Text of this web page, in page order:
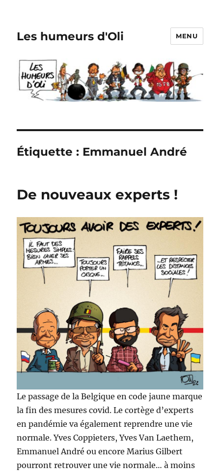
Les humeurs d'Oli MENU
Étiquette : Emmanuel André
De nouveaux experts !
Le passage de la Belgique en code jaune marque
la fin des mesures covid. Le cortège d’experts
en pandémie va également reprendre une vie
normale. Yves Coppieters, Yves Van Laethem,
Emmanuel André ou encore Marius Gilbert
pourront retrouver une vie normale… à moins